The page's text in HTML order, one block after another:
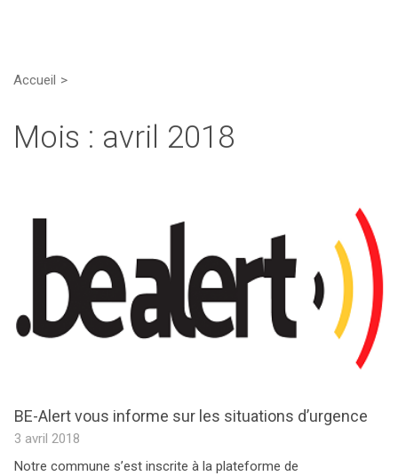
Accueil
Mois : avril 2018
BE-Alert vous informe sur les situations d’urgence
3 avril 2018
Notre commune s’est inscrite à la plateforme de